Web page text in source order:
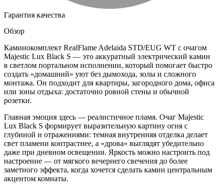
Гарантия качества
Обзор
Каминокомплект RealFlame Adelaida STD/EUG WT с очагом
Majestic Lux Black S — это аккуратный электрический камин
в светлом портальном исполнении, который помогает быстро
создать «домашний» уют без дымохода, золы и сложного
монтажа. Он подходит для квартиры, загородного дома, офиса
или зоны отдыха: достаточно ровной стены и обычной
розетки.
Главная эмоция здесь — реалистичное пламя. Очаг Majestic
Lux Black S формирует выразительную картину огня с
глубиной и отражениями: темная внутренняя отделка делает
свет пламени контрастнее, а «дрова» выглядят убедительно
даже при дневном освещении. Яркость можно настроить под
настроение — от мягкого вечернего свечения до более
заметного эффекта, когда хочется сделать камин центральным
акцентом комнаты.